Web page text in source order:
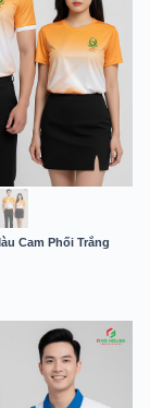
Cam Phối Trắng